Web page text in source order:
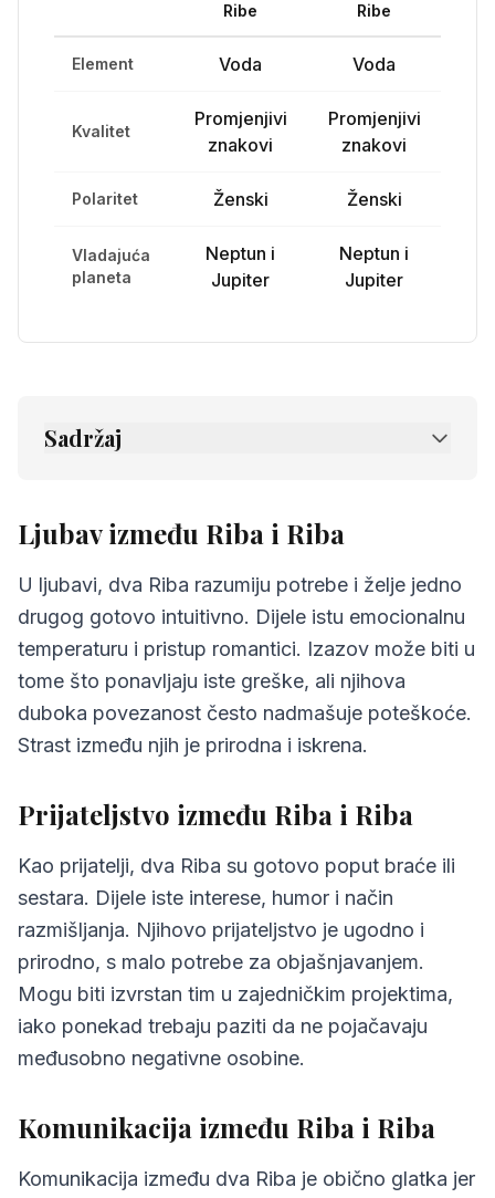
Ribe Ribe
Element Voda Voda
Kvalitet
Promjenjivi
znakovi
Promjenjivi
znakovi
Polaritet Ženski Ženski
Vladajuća
planeta
Neptun i
Jupiter
Neptun i
Jupiter
Sadržaj
Izazovi u odnosu Riba i Riba
5. Savjeti za Riba i Riba
6. Najčešća pitanja o kompatibilnosti
Ljubav između Riba i Riba
U ljubavi, dva Riba razumiju potrebe i želje jedno
drugog gotovo intuitivno. Dijele istu emocionalnu
temperaturu i pristup romantici. Izazov može biti u
tome što ponavljaju iste greške, ali njihova
duboka povezanost često nadmašuje poteškoće.
Strast između njih je prirodna i iskrena.
Prijateljstvo između Riba i Riba
Kao prijatelji, dva Riba su gotovo poput braće ili
sestara. Dijele iste interese, humor i način
razmišljanja. Njihovo prijateljstvo je ugodno i
prirodno, s malo potrebe za objašnjavanjem.
Mogu biti izvrstan tim u zajedničkim projektima,
iako ponekad trebaju paziti da ne pojačavaju
međusobno negativne osobine.
Komunikacija između Riba i Riba
Komunikacija između dva Riba je obično glatka jer